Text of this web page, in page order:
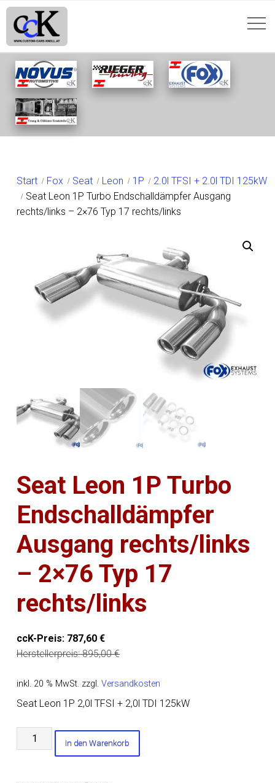
SHOP
Start Fox Seat Leon 1P
2.0l TFSI + 2.0l TDI 125kW
Seat Leon 1P Turbo Endschalldämpfer Ausgang
rechts/links – 2×76 Typ 17 rechts/links
Seat Leon 1P Turbo
Endschalldämpfer
Ausgang rechts/links
– 2×76 Typ 17
rechts/links
ccK-Preis: 787,60€
Herstellerpreis:895,00€
inkl. 20 % MwSt. zzgl.Versandkosten
Seat Leon 1P 2,0l TFSI + 2,0l TDI 125kW
Seat
Leon
Turbo
In den Warenkorb